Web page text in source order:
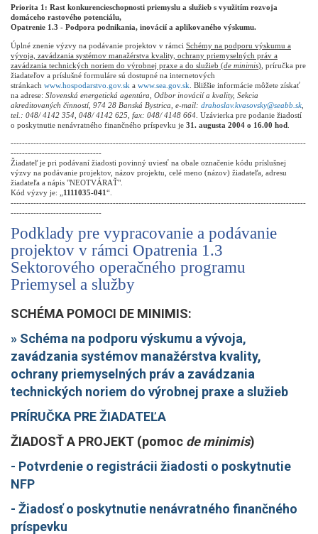
Priorita 1: Rast konkurencieschopnosti priemyslu a služieb s využitím rozvoja
domáceho rastového potenciálu,
Opatrenie 1.3 - Podpora podnikania, inovácií a aplikovaného výskumu.
Úplné znenie výzvy na podávanie projektov v rámci Schémy na podporu výskumu a
vývoja, zavádzania systémov manažérstva kvality, ochrany priemyselných práv a
zavádzania technických noriem do výrobnej praxe a do služieb (de minimis) , príručka pre
žiadateľov a príslušné formuláre sú dostupné na internetových
stránkach www.hospodarstvo.gov.sk a www.sea.gov.sk . Bližšie informácie môžete získať
na adrese: Slovenská energetická agentúra, Odbor inovácií a kvality, Sekcia
akreditovaných činností, 974 28 Banská Bystrica, e-mail: drahoslav.kvasovsky@seabb.sk
tel.: 048/ 4142 354, 048/ 4142 625, fax: 048/ 4148 664 . Uzávierka pre podanie žiadostí
o poskytnutie nenávratného finančného príspevku je 31. augusta 2004 o 16.00 hod
--------------------------------------------------------------------------------------------------------
--------------------------------
Žiadateľ je pri podávaní žiadosti povinný uviesť na obale označenie kódu príslušnej
výzvy na podávanie projektov, názov projektu, celé meno (názov) žiadateľa, adresu
žiadateľa a nápis "NEOTVÁRAŤ".
Kód výzvy je: „ 1111035-041“.
--------------------------------------------------------------------------------------------------------
--------------------------------
Podklady pre vypracovanie a podávanie
projektov v rámci Opatrenia 1.3
Sektorového operačného programu
Priemysel a služby
SCHÉMA POMOCI DE MINIMIS:
» Schéma na podporu výskumu a vývoja,
zavádzania systémov manažérstva kvality,
ochrany priemyselných práv a zavádzania
technických noriem do výrobnej praxe a služieb
PRÍRUČKA PRE ŽIADATEĽA
ŽIADOSŤ A PROJEKT (pomoc de minimis)
- Potvrdenie o registrácii žiadosti o poskytnutie
NFP
- Žiadosť o poskytnutie nenávratného finančného
príspevku